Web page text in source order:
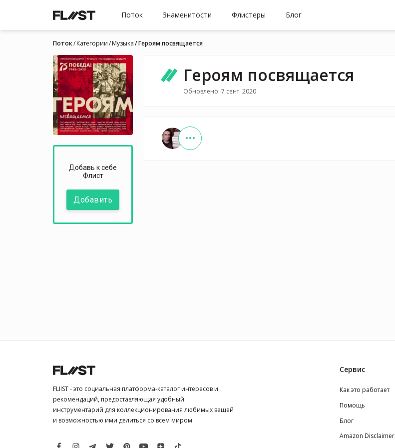
Поток Знаменитости Флистеры Блог
Поток Категории Музыка Героям посвящается
Добавь к себе
Флист
Добавить
Героям посвящается
Обновлено: 7 сент. 2020
FLIIST - это социальная платформа-каталог интересов и
рекомендаций, предоставляющая удобный
инструментарий для коллекционирования любимых вещей
и возможностью ими делиться со всем миром.
Сервис
Как это работает
Помощь
Блог
Amazon Disclaimer